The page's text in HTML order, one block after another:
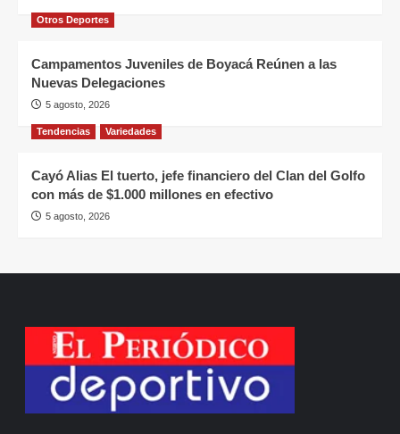
Otros Deportes
Campamentos Juveniles de Boyacá Reúnen a las
Nuevas Delegaciones
5 agosto, 2026
Tendencias Variedades
Cayó Alias El tuerto, jefe financiero del Clan del Golfo
con más de $1.000 millones en efectivo
5 agosto, 2026